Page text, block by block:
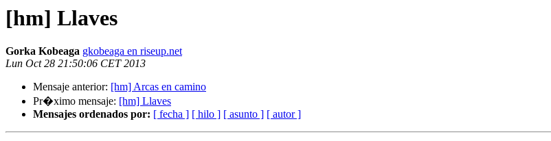
[hm] Llaves
Gorka Kobeaga gkobeaga en riseup.net
Lun Oct 28 21:50:06 CET 2013
Mensaje anterior: [hm] Arcas en camino
Pr�ximo mensaje: [hm] Llaves
Mensajes ordenados por: [ fecha ] [ hilo ] [ asunto ] [ autor ]